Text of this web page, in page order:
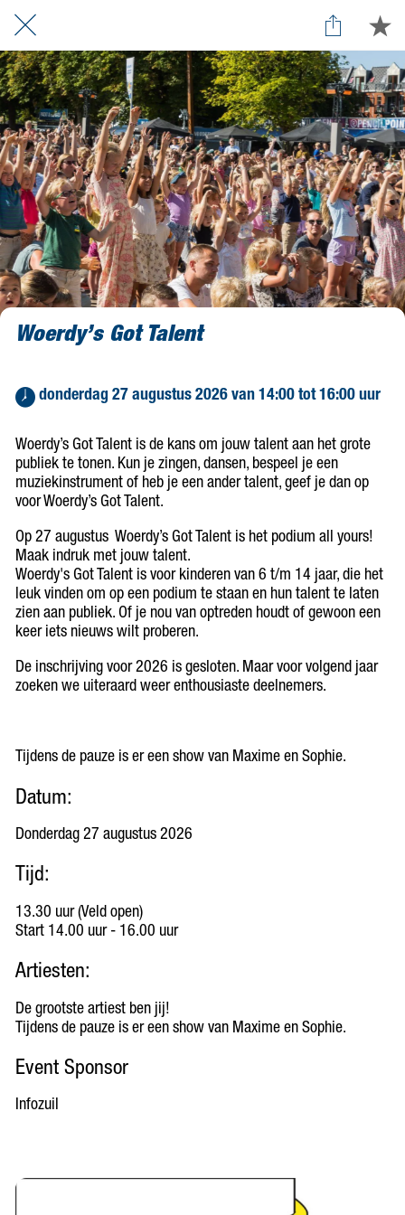
Woerdy’s Got Talent
donderdag 27 augustus 2026 van 14:00 tot 16:00 uur
Woerdy’s Got Talent is de kans om jouw talent aan het grote
publiek te tonen. Kun je zingen, dansen, bespeel je een
muziekinstrument of heb je een ander talent, geef je dan op
voor Woerdy’s Got Talent.
Op 27 augustus Woerdy’s Got Talent is het podium all yours!
Maak indruk met jouw talent.
Woerdy's Got Talent is voor kinderen van 6 t/m 14 jaar, die het
leuk vinden om op een podium te staan en hun talent te laten
zien aan publiek. Of je nou van optreden houdt of gewoon een
keer iets nieuws wilt proberen.
De inschrijving voor 2026 is gesloten. Maar voor volgend jaar
zoeken we uiteraard weer enthousiaste deelnemers.
Tijdens de pauze is er een show van Maxime en Sophie.
Datum:
Donderdag 27 augustus 2026
Tijd:
13.30 uur (Veld open)
Start 14.00 uur - 16.00 uur
Artiesten:
De grootste artiest ben jij!
Tijdens de pauze is er een show van Maxime en Sophie.
Event Sponsor
Infozuil